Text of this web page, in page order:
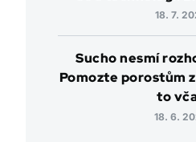
18. 7.
Sucho nesmí
Pomozte porostům
to
18. 6.